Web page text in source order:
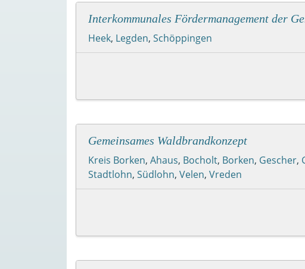
Interkommunales Fördermanagement der
Heek, Legden, Schöppingen
Gemeinsames Waldbrandkonzept
Kreis Borken, Ahaus, Bocholt, Borken, Gescher,
Stadtlohn, Südlohn, Velen, Vreden